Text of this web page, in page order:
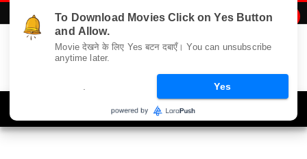
Offbeat
To Download Movies Click on Yes Button
and Allow.
Movie देखने के लिए Yes बटन दबाएँ। You can unsubscribe
anytime later.
Yes